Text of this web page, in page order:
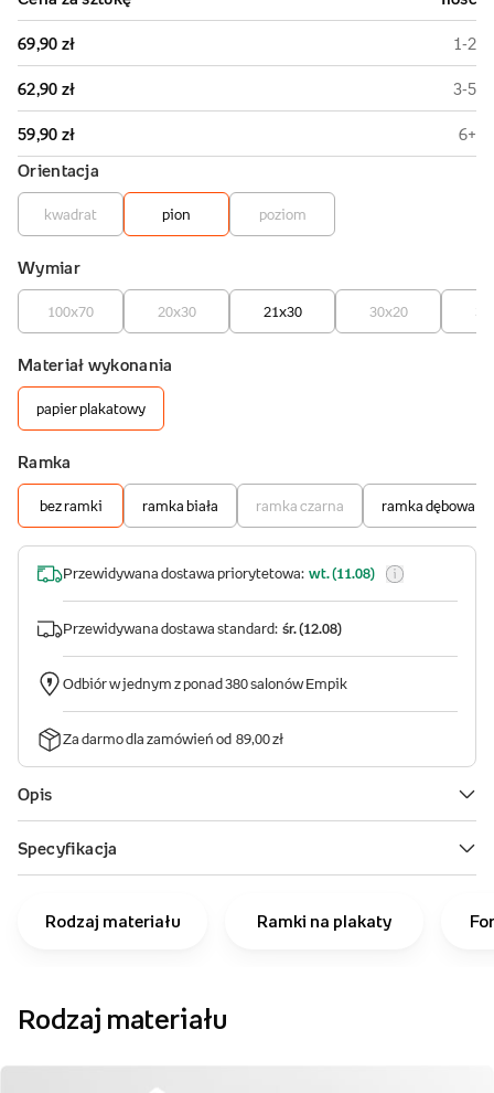
Rodzaj materiału Ramki na plakaty
Rodzaj materiału